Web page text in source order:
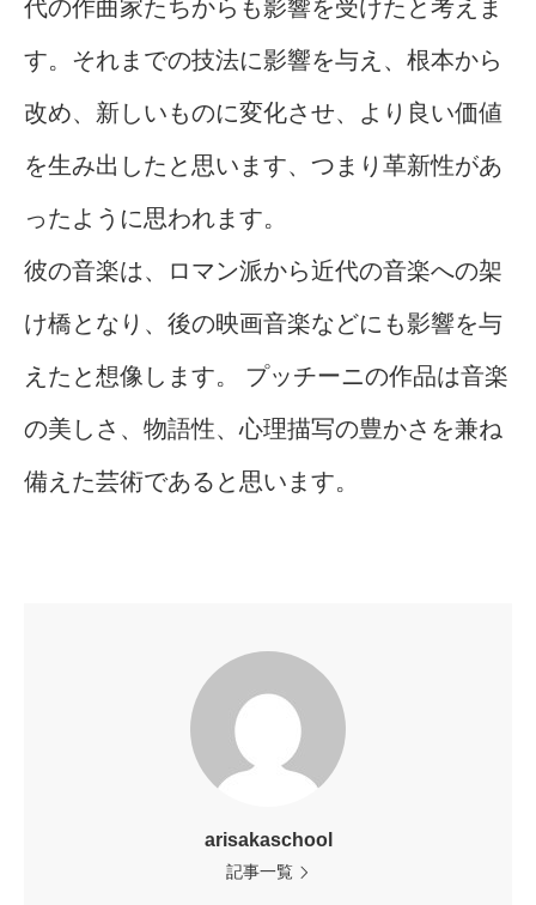
す。それまでの技法に影響を与え、根本から
改め、新しいものに変化させ、より良い価値
を生み出したと思います、つまり革新性があ
ったように思われます。
彼の音楽は、ロマン派から近代の音楽への架
け橋となり、後の映画音楽などにも影響を与
えたと想像します。 プッチーニの作品は音楽
の美しさ、物語性、心理描写の豊かさを兼ね
備えた芸術であると思います。
arisakaschool
記事一覧